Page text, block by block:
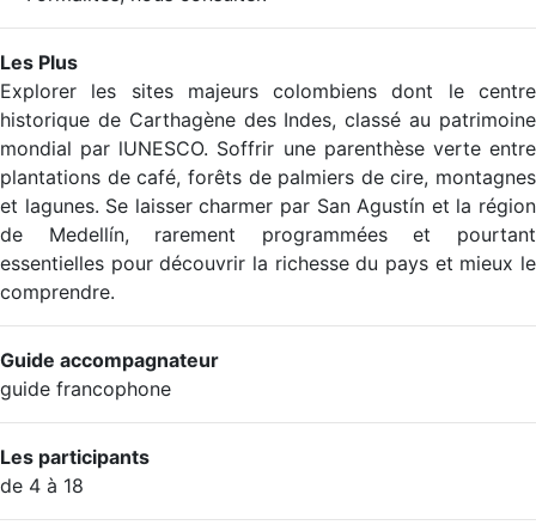
Les Plus
Explorer les sites majeurs colombiens dont le centre
historique de Carthagène des Indes, classé au patrimoine
mondial par lUNESCO. Soffrir une parenthèse verte entre
plantations de café, forêts de palmiers de cire, montagnes
et lagunes. Se laisser charmer par San Agustín et la région
de Medellín, rarement programmées et pourtant
essentielles pour découvrir la richesse du pays et mieux le
comprendre.
Guide accompagnateur
guide francophone
Les participants
de 4 à 18